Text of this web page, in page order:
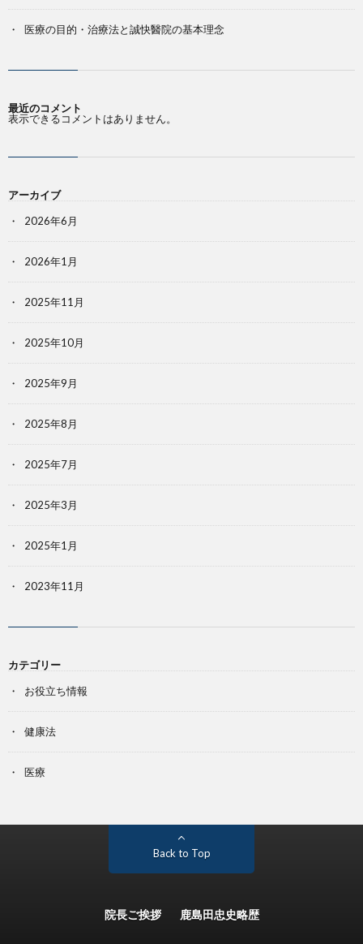
医療の目的・治療法と誠快醫院の基本理念
最近のコメント
表示できるコメントはありません。
アーカイブ
2026年6月
2026年1月
2025年11月
2025年10月
2025年9月
2025年8月
2025年7月
2025年3月
2025年1月
2023年11月
カテゴリー
お役立ち情報
健康法
医療
Back to Top
院長ご挨拶 鹿島田忠史略歴